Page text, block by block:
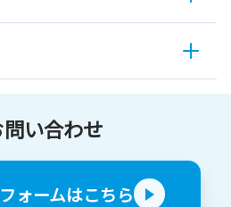
い合わせ
ォームはこちら